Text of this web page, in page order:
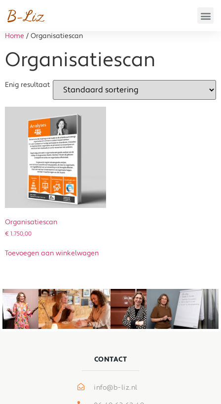
Home / Organisatiescan
Organisatiescan
Enig resultaat
Organisatiescan
€ 1.750,00
Toevoegen aan winkelwagen
CONTACT
info@b-liz.nl